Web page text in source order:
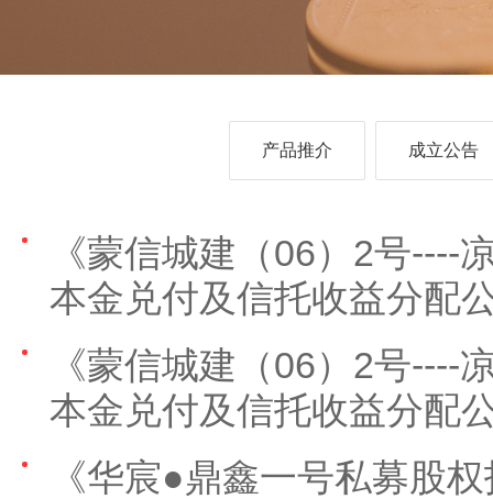
产品推介 成立公告
《蒙信城建（06）2号----
本金兑付及信托收益分配
《蒙信城建（06）2号----
本金兑付及信托收益分配
《华宸●鼎鑫一号私募股